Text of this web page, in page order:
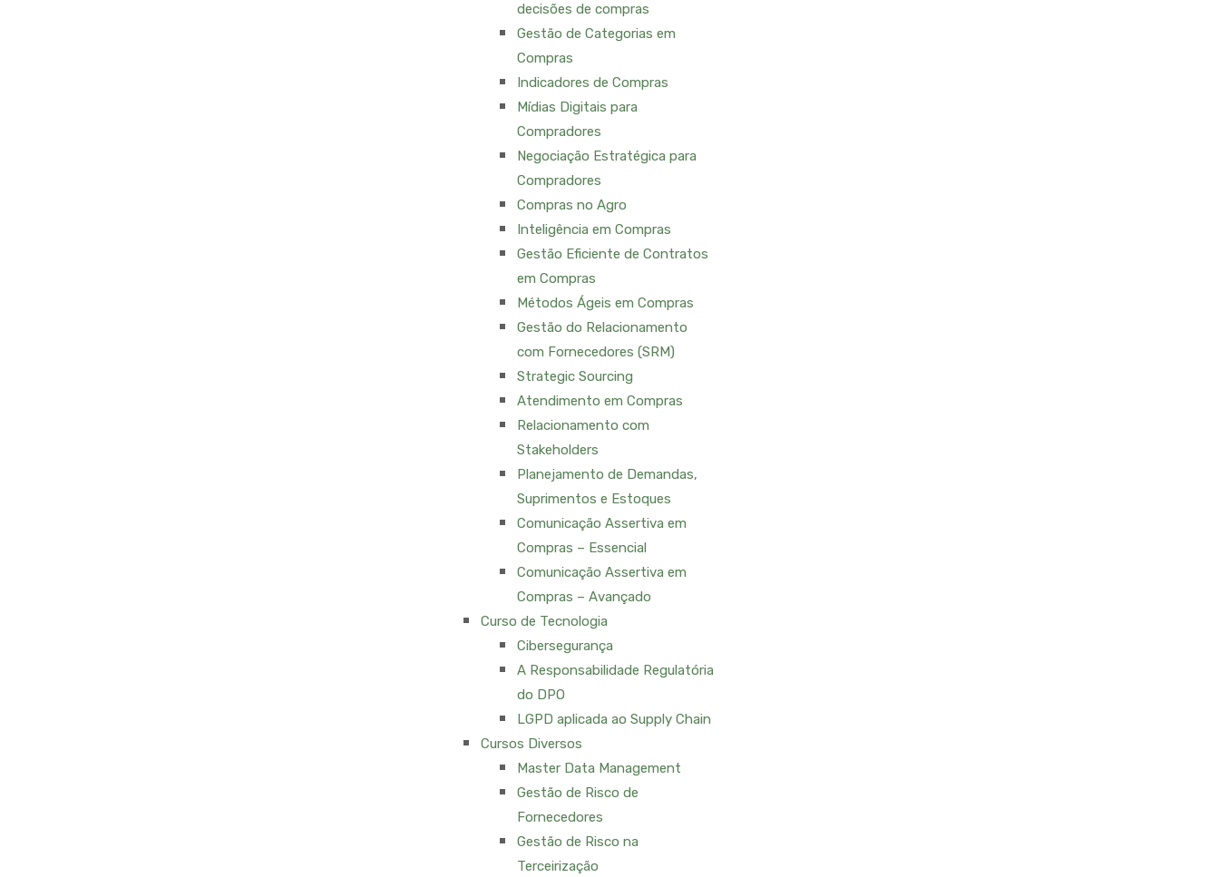
decisões de compras
Gestão de Categorias em
Compras
Indicadores de Compras
Mídias Digitais para
Compradores
Negociação Estratégica para
Compradores
Compras no Agro
Inteligência em Compras
Gestão Eficiente de Contratos
em Compras
Métodos Ágeis em Compras
Gestão do Relacionamento
com Fornecedores (SRM)
Strategic Sourcing
Atendimento em Compras
Relacionamento com
Stakeholders
Planejamento de Demandas,
Suprimentos e Estoques
Comunicação Assertiva em
Compras – Essencial
Comunicação Assertiva em
Compras – Avançado
Curso de Tecnologia
Cibersegurança
A Responsabilidade Regulatória
do DPO
LGPD aplicada ao Supply Chain
Cursos Diversos
Master Data Management
Gestão de Risco de
Fornecedores
Gestão de Risco na
Terceirização